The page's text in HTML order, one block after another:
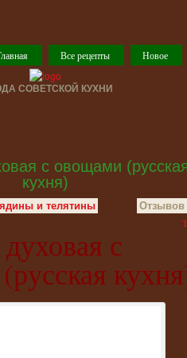
Все рецепты Новое
СОВЕТСКОЙ КУХНИ
с овощами
кухня)
и телятины Отзывов
с